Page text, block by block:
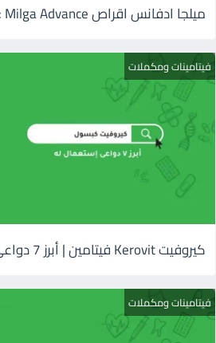
ميلجا ادفانس اقراص Milga Advance : للاعصاب والإكتئاب
فيتامينات ومكملات
كيروفيت Kerovit فيتامين | أبرز 7 دواعى إستعمال له
فيتامينات ومكملات